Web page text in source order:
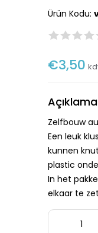
Ürün Kodu:
€3,50
Açıklama
Zelfbouw
Een leuk
kunnen
plastic
In het
elkaar te